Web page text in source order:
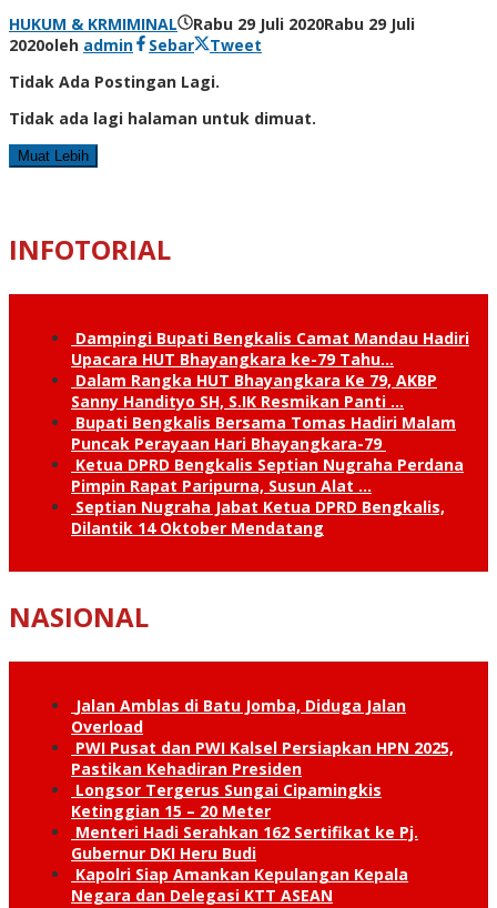
HUKUM & KRMIMINAL
Rabu 29 Juli 2020Rabu 29 Juli
2020oleh admin Sebar
Tweet
Tidak Ada Postingan Lagi.
Tidak ada lagi halaman untuk dimuat.
Muat Lebih
INFOTORIAL
Dampingi Bupati Bengkalis Camat Mandau Hadiri
Upacara HUT Bhayangkara ke-79 Tahu…
Dalam Rangka HUT Bhayangkara Ke 79, AKBP
Sanny Handityo SH, S.IK Resmikan Panti …
Bupati Bengkalis Bersama Tomas Hadiri Malam
Puncak Perayaan Hari Bhayangkara-79
Ketua DPRD Bengkalis Septian Nugraha Perdana
Pimpin Rapat Paripurna, Susun Alat …
Septian Nugraha Jabat Ketua DPRD Bengkalis,
Dilantik 14 Oktober Mendatang
NASIONAL
Jalan Amblas di Batu Jomba, Diduga Jalan
Overload
PWI Pusat dan PWI Kalsel Persiapkan HPN 2025,
Pastikan Kehadiran Presiden
Longsor Tergerus Sungai Cipamingkis
Ketinggian 15 – 20 Meter
Menteri Hadi Serahkan 162 Sertifikat ke Pj.
Gubernur DKI Heru Budi
Kapolri Siap Amankan Kepulangan Kepala
Negara dan Delegasi KTT ASEAN